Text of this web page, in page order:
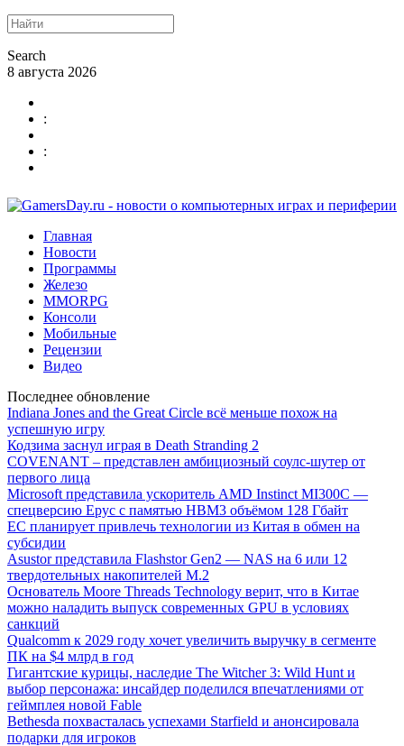
Search
8 августа 2026
:
:
Главная
Новости
Программы
Железо
MMORPG
Консоли
Мобильные
Рецензии
Видео
Последнее обновление
Indiana Jones and the Great Circle всё меньше похож на
успешную игру
Кодзима заснул играя в Death Stranding 2
COVENANT – представлен амбициозный соулс-шутер от
первого лица
Microsoft представила ускоритель AMD Instinct MI300C —
спецверсию Epyc с памятью HBM3 объёмом 128 Гбайт
ЕС планирует привлечь технологии из Китая в обмен на
субсидии
Asustor представила Flashstor Gen2 — NAS на 6 или 12
твердотельных накопителей M.2
Основатель Moore Threads Technology верит, что в Китае
можно наладить выпуск современных GPU в условиях
санкций
Qualcomm к 2029 году хочет увеличить выручку в сегменте
ПК на $4 млрд в год
Гигантские курицы, наследие The Witcher 3: Wild Hunt и
выбор персонажа: инсайдер поделился впечатлениями от
геймплея новой Fable
Bethesda похвасталась успехами Starfield и анонсировала
подарки для игроков